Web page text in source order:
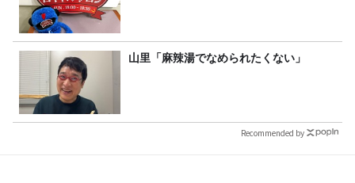
山里「麻辣湯でなめられたくない」
Recommended by